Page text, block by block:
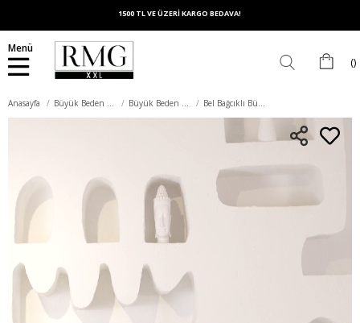
1500 TL VE ÜZERİ KARGO BEDAVA!
Menü
Anasayfa Büyük Beden Alt Giyim Büyük Beden Eşofman Altı Bel Bağcıklı Büyük Beden Eşofman İndigo